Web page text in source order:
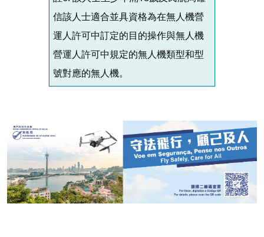
信該人士適合並具資格為在無人機營
運人許可中訂定的目的操作與無人機
營運人許可中規定的無人機類型和型
號對應的無人機。